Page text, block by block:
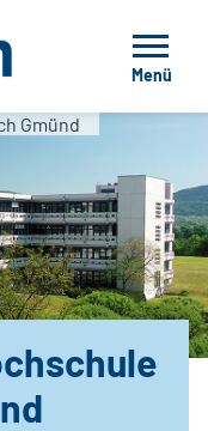
Menü
Gmünd